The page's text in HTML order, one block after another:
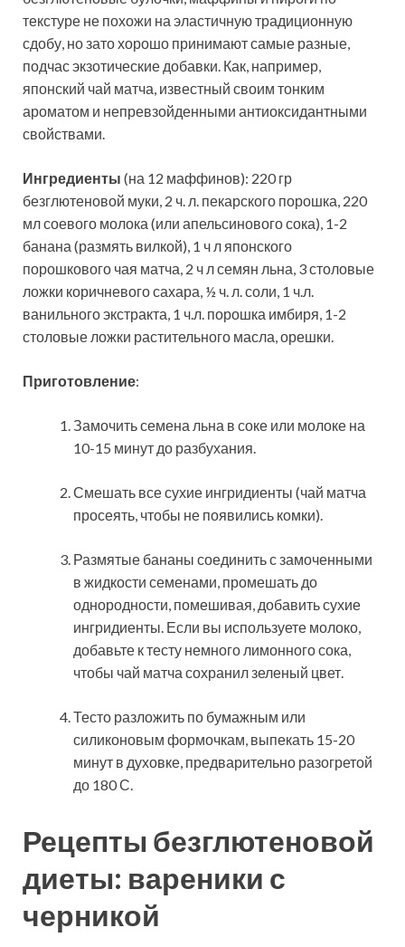
текстуре не похожи на эластичную традиционную
сдобу, но зато хорошо принимают самые разные,
подчас экзотические добавки. Как, например,
японский чай матча, известный своим тонким
ароматом и непревзойденными антиоксидантными
свойствами.
Ингредиенты (на 12 маффинов): 220 гр
безглютеновой муки, 2 ч. л. пекарского порошка, 220
мл соевого молока (или апельсинового сока), 1-2
банана (размять вилкой), 1 ч л японского
порошкового чая матча, 2 ч л семян льна, 3 столовые
ложки коричневого сахара, ½ ч. л. соли, 1 ч.л.
ванильного экстракта, 1 ч.л. порошка имбиря, 1-2
столовые ложки растительного масла, орешки.
Приготовление:
Замочить семена льна в соке или молоке на
10-15 минут до разбухания.
Смешать все сухие ингридиенты (чай матча
просеять, чтобы не появились комки).
Размятые бананы соединить с замоченными
в жидкости семенами, промешать до
однородности, помешивая, добавить сухие
ингридиенты. Если вы используете молоко,
добавьте к тесту немного лимонного сока,
чтобы чай матча сохранил зеленый цвет.
Тесто разложить по бумажным или
силиконовым формочкам, выпекать 15-20
минут в духовке, предварительно разогретой
до 180 С.
Рецепты безглютеновой
диеты: вареники с
черникой